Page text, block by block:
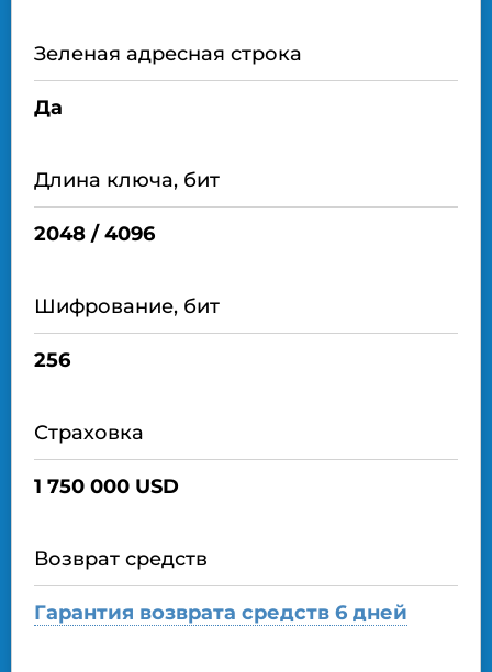
Зеленая адресная строка
Да
Длина ключа, бит
2048 / 4096
Шифрование, бит
256
Страховка
1 750 000 USD
Возврат средств
Гарантия возврата средств 6 дней